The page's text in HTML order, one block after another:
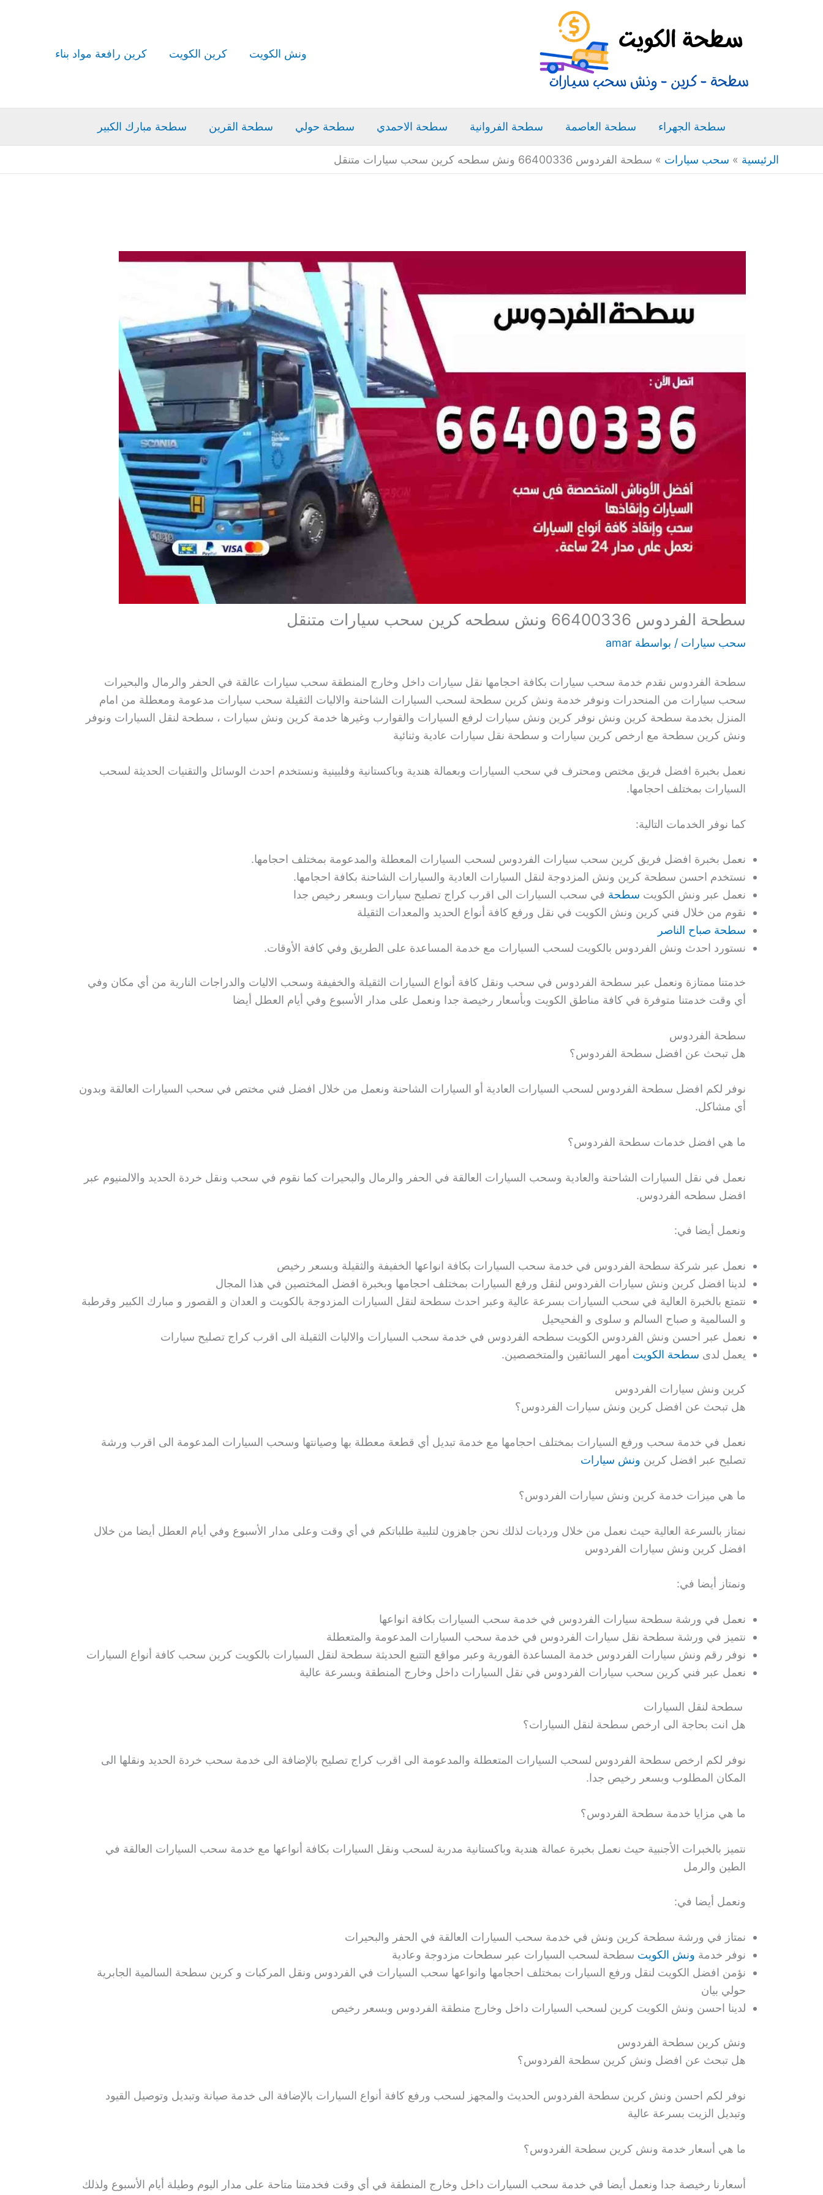
ونش الكويت كرين الكويت كرين رافعة مواد بناء
سطحة الجهراء سطحة العاصمة سطحة الفروانية سطحة الاحمدي سطحة حولي سطحة القرين سطحة مبارك الكبير
الرئيسية » سحب سيارات » سطحة الفردوس 66400336 ونش سطحه كرين سحب سيارات متنقل
سطحة الفردوس 66400336 ونش سطحه كرين سحب سيارات متنقل
سحب سيارات / بواسطة amar
سطحة الفردوس نقدم خدمة سحب سيارات بكافة احجامها نقل سيارات داخل وخارج المنطقة سحب سيارات عالقة في الحفر والرمال والبحيرات
سحب سيارات من المنحدرات ونوفر خدمة ونش كرين سطحة لسحب السيارات الشاحنة والاليات الثقيلة سحب سيارات مدعومة ومعطلة من امام
المنزل بخدمة سطحة كرين ونش نوفر كرين ونش سيارات لرفع السيارات والقوارب وغيرها خدمة كرين ونش سيارات ، سطحة لنقل السيارات ونوفر
ونش كرين سطحة مع ارخص كرين سيارات و سطحة نقل سيارات عادية وثنائية
نعمل بخبرة افضل فريق مختص ومحترف في سحب السيارات وبعمالة هندية وباكستانية وفلبينية ونستخدم احدث الوسائل والتقنيات الحديثة لسحب
السيارات بمختلف احجامها.
كما نوفر الخدمات التالية:
نعمل بخبرة افضل فريق كرين سحب سيارات الفردوس لسحب السيارات المعطلة والمدعومة بمختلف احجامها.
نستخدم احسن سطحة كرين ونش المزدوجة لنقل السيارات العادية والسيارات الشاحنة بكافة احجامها.
نعمل عبر ونش الكويت سطحة في سحب السيارات الى اقرب كراج تصليح سيارات وبسعر رخيص جدا
نقوم من خلال فني كرين ونش الكويت في نقل ورفع كافة أنواع الحديد والمعدات الثقيلة
سطحة صباح الناصر
نستورد احدث ونش الفردوس بالكويت لسحب السيارات مع خدمة المساعدة على الطريق وفي كافة الأوقات.
خدمتنا ممتازة ونعمل عبر سطحة الفردوس في سحب ونقل كافة أنواع السيارات الثقيلة والخفيفة وسحب الاليات والدراجات النارية من أي مكان وفي
أي وقت خدمتنا متوفرة في كافة مناطق الكويت وبأسعار رخيصة جدا ونعمل على مدار الأسبوع وفي أيام العطل أيضا
سطحة الفردوس
هل تبحث عن افضل سطحة الفردوس؟
نوفر لكم افضل سطحة الفردوس لسحب السيارات العادية أو السيارات الشاحنة ونعمل من خلال افضل فني مختص في سحب السيارات العالقة وبدون
أي مشاكل.
ما هي افضل خدمات سطحة الفردوس؟
نعمل في نقل السيارات الشاحنة والعادية وسحب السيارات العالقة في الحفر والرمال والبحيرات كما نقوم في سحب ونقل خردة الحديد والالمنيوم عبر
افضل سطحه الفردوس.
ونعمل أيضا في:
نعمل عبر شركة سطحة الفردوس في خدمة سحب السيارات بكافة انواعها الخفيفة والثقيلة وبسعر رخيص
لدينا افضل كرين ونش سيارات الفردوس لنقل ورفع السيارات بمختلف احجامها وبخبرة افضل المختصين في هذا المجال
نتمتع بالخبرة العالية في سحب السيارات بسرعة عالية وعبر احدث سطحة لنقل السيارات المزدوجة بالكويت و العدان و القصور و مبارك الكبير وقرطبة
و السالمية و صباح السالم و سلوى و الفحيحيل
نعمل عبر احسن ونش الفردوس الكويت سطحه الفردوس في خدمة سحب السيارات والاليات الثقيلة الى اقرب كراج تصليح سيارات
يعمل لدى سطحة الكويت أمهر السائقين والمتخصصين.
كرين ونش سيارات الفردوس
هل تبحث عن افضل كرين ونش سيارات الفردوس؟
نعمل في خدمة سحب ورفع السيارات بمختلف احجامها مع خدمة تبديل أي قطعة معطلة بها وصيانتها وسحب السيارات المدعومة الى اقرب ورشة
تصليح عبر افضل كرين ونش سيارات
ما هي ميزات خدمة كرين ونش سيارات الفردوس؟
نمتاز بالسرعة العالية حيث نعمل من خلال ورديات لذلك نحن جاهزون لتلبية طلباتكم في أي وقت وعلى مدار الأسبوع وفي أيام العطل أيضا من خلال
افضل كرين ونش سيارات الفردوس
ونمتاز أيضا في:
نعمل في ورشة سطحة سيارات الفردوس في خدمة سحب السيارات بكافة انواعها
نتميز في ورشة سطحة نقل سيارات الفردوس في خدمة سحب السيارات المدعومة والمتعطلة
نوفر رقم ونش سيارات الفردوس خدمة المساعدة الفورية وعبر مواقع التتبع الحديثة سطحة لنقل السيارات بالكويت كرين سحب كافة أنواع السيارات
نعمل عبر فني كرين سحب سيارات الفردوس في نقل السيارات داخل وخارج المنطقة وبسرعة عالية
سطحة لنقل السيارات
هل انت بحاجة الى ارخص سطحة لنقل السيارات؟
نوفر لكم ارخص سطحة الفردوس لسحب السيارات المتعطلة والمدعومة الى اقرب كراج تصليح بالإضافة الى خدمة سحب خردة الحديد ونقلها الى
المكان المطلوب وبسعر رخيص جدا.
ما هي مزايا خدمة سطحة الفردوس؟
نتميز بالخبرات الأجنبية حيث نعمل بخبرة عمالة هندية وباكستانية مدربة لسحب ونقل السيارات بكافة أنواعها مع خدمة سحب السيارات العالقة في
الطين والرمل
ونعمل أيضا في:
نمتاز في ورشة سطحة كرين ونش في خدمة سحب السيارات العالقة في الحفر والبحيرات
نوفر خدمة ونش الكويت سطحة لسحب السيارات عبر سطحات مزدوجة وعادية
نؤمن افضل الكويت لنقل ورفع السيارات بمختلف احجامها وانواعها سحب السيارات في الفردوس ونقل المركبات و كرين سطحة السالمية الجابرية
حولي بيان
لدينا احسن ونش الكويت كرين لسحب السيارات داخل وخارج منطقة الفردوس وبسعر رخيص
ونش كرين سطحة الفردوس
هل تبحث عن افضل ونش كرين سطحة الفردوس؟
نوفر لكم احسن ونش كرين سطحة الفردوس الحديث والمجهز لسحب ورفع كافة أنواع السيارات بالإضافة الى خدمة صيانة وتبديل وتوصيل القيود
وتبديل الزيت بسرعة عالية
ما هي أسعار خدمة ونش كرين سطحة الفردوس؟
أسعارنا رخيصة جدا ونعمل أيضا في خدمة سحب السيارات داخل وخارج المنطقة في أي وقت فخدمتنا متاحة على مدار اليوم وطيلة أيام الأسبوع ولذلك